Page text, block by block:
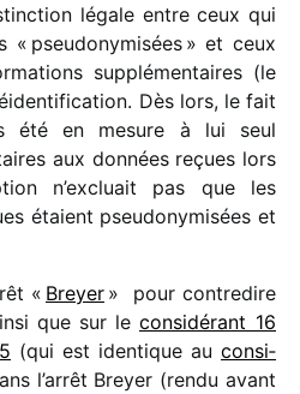
légale entre ceux qui
« pseu­do­ny­mi­sées » et ceux
supplé­men­taires (le
Dès lors, le fait
été en mesure à lui seul
aux données reçues lors
n’excluait pas que les
étaient pseu­do­ny­mi­sées et
« Breyer » pour contre­dire
que sur le consi­dé­rant 16
(qui est iden­tique au consi­
l’arrêt Breyer (rendu avant